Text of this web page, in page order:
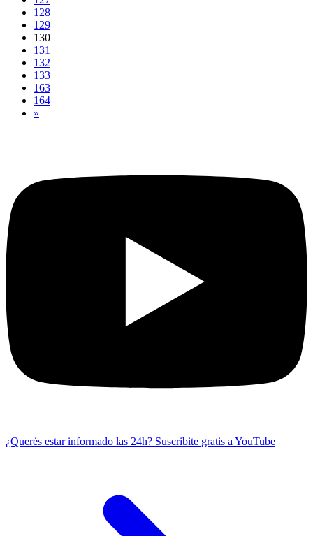
128
129
130
131
132
133
163
164
»
¿Querés estar informado las 24h? Suscribite gratis a YouTube